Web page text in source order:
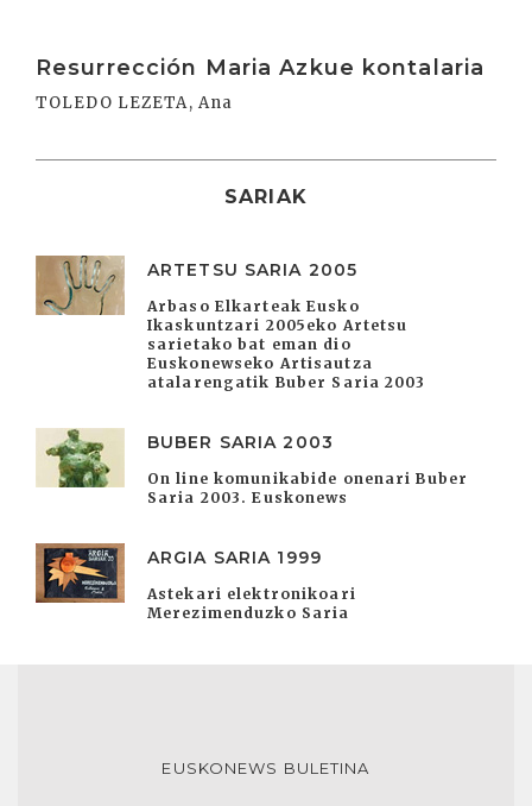
Resurrección Maria Azkue kontalaria
TOLEDO LEZETA, Ana
SARIAK
ARTETSU SARIA 2005
Arbaso Elkarteak Eusko
Ikaskuntzari 2005eko Artetsu
sarietako bat eman dio
Euskonewseko Artisautza
atalarengatik Buber Saria 2003
BUBER SARIA 2003
On line komunikabide onenari Buber
Saria 2003. Euskonews
ARGIA SARIA 1999
Astekari elektronikoari
Merezimenduzko Saria
EUSKONEWS BULETINA